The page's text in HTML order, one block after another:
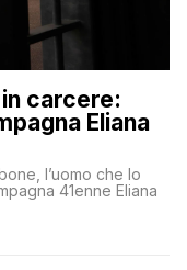
carcere:
Eliana
l’uomo che lo
41enne Eliana